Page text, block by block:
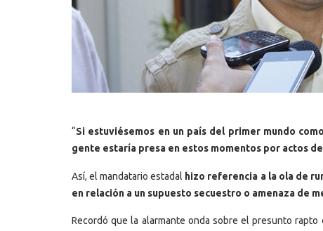
“Si estuviésemos en un país del primer mundo
gente estaría presa en estos momentos por actos
Así, el mandatario estadal hizo referencia a la ola de
en relación a un supuesto secuestro o amenaza de
Recordó que la alarmante onda sobre el presunto